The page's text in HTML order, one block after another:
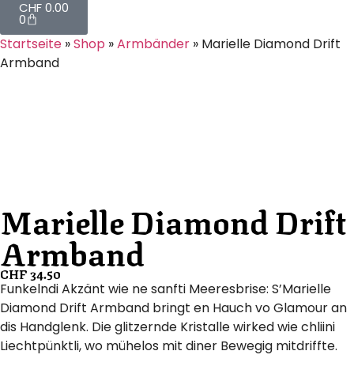
CHF0.00
0
Startseite »Shop »Armbänder » Marielle Diamond Drift
Armband
Marielle Diamond Drift
Armband
CHF34.50
Funkelndi Akzänt wie ne sanfti Meeresbrise: S’Marielle
Diamond Drift Armband bringt en Hauch vo Glamour an
dis Handglenk. Die glitzernde Kristalle wirked wie chliini
Liechtpünktli, wo mühelos mit diner Bewegig mitdriffte.